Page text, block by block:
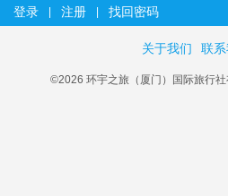
登录 注册 找回密码
关于我们 联
©2026 环宇之旅（厦门）国际旅行